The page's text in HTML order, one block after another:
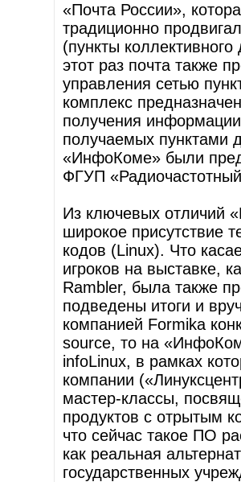
«Почта России»,
традиционно
(пункты
этот раз почта также
управления сетью
комплекс
получения
получаемых пунктами
«ИнфоКоме» были
ФГУП
Из ключевых отличий
широкое присутствие
кодов (Linux). Что
игроков на выставке,
Rambler, была также
подведены итоги и
компанией Formika
source, то на
infoLinux, в рамках
компании
мастер-классы,
продуктов с отрытым
что сейчас такое ПО
как реальная
государственных